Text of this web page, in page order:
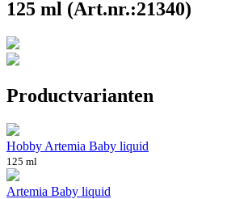
125 ml (Art.nr.:21340)
Productvarianten
Hobby Artemia Baby liquid
125 ml
Artemia Baby liquid